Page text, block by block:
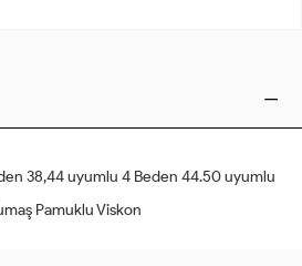
38,44 uyumlu 4 Beden 44.50 uyumlu
Pamuklu Viskon